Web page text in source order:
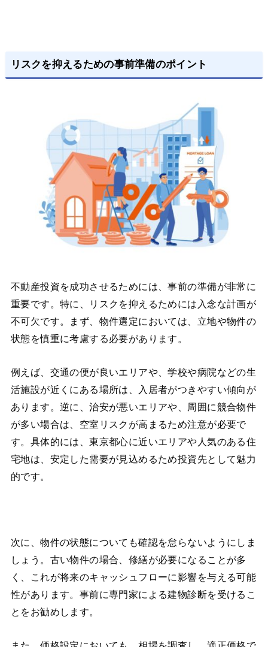
リスクを抑えるための事前準備のポイント
不動産投資を成功させるためには、事前の準備が非常に
重要です。特に、リスクを抑えるためには入念な計画が
不可欠です。まず、物件選定においては、立地や物件の
状態を慎重に考慮する必要があります。
例えば、交通の便が良いエリアや、学校や病院などの生
活施設が近くにある場所は、入居者がつきやすい傾向が
あります。逆に、治安が悪いエリアや、周囲に競合物件
が多い場合は、空室リスクが高まるため注意が必要で
す。具体的には、東京都心に近いエリアや人気のある住
宅地は、安定した需要が見込めるため投資先として魅力
的です。
次に、物件の状態についても確認を怠らないようにしま
しょう。古い物件の場合、修繕が必要になることが多
く、これが将来のキャッシュフローに影響を与える可能
性があります。事前に専門家による建物診断を受けるこ
とをお勧めします。